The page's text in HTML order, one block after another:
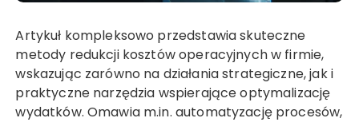
Artykuł kompleksowo przedstawia skuteczne
metody redukcji kosztów operacyjnych w firmie,
wskazując zarówno na działania strategiczne, jak i
praktyczne narzędzia wspierające optymalizację
wydatków. Omawia m.in. automatyzację procesów,